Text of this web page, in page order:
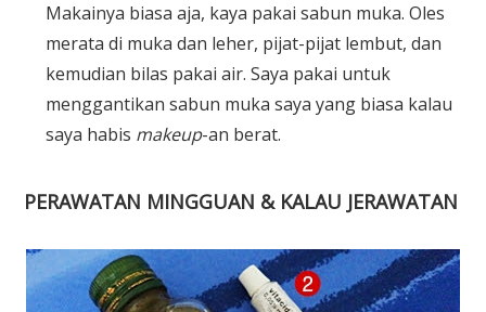
Makainya biasa aja, kaya pakai sabun muka. Oles
merata di muka dan leher, pijat-pijat lembut, dan
kemudian bilas pakai air. Saya pakai untuk
menggantikan sabun muka saya yang biasa kalau
saya habis makeup-an berat.
PERAWATAN MINGGUAN & KALAU JERAWATAN